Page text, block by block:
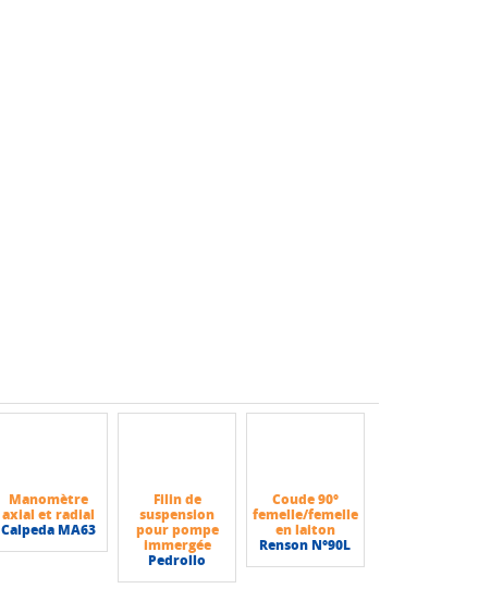
Manomètre
axial et radial
Calpeda MA63
Filin de
suspension
pour pompe
immergée
Pedrollo
Coude 90°
femelle/femelle
en laiton
Renson N°90L